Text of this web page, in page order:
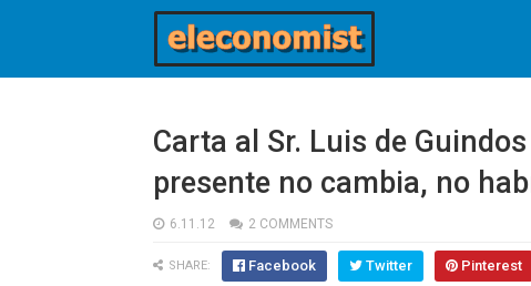
Carta al Sr. Luis de
presente no cambia, no
6.11.12 2 COMMENTS
SHARE: Facebook Twitter Pinterest